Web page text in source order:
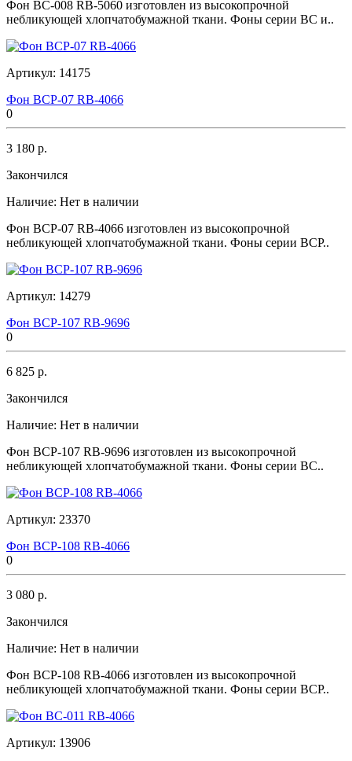
Фон BC-008 RB-5060 изготовлен из высокопрочной
небликующей хлопчатобумажной ткани. Фоны серии BC и..
Артикул: 14175
Фон BCP-07 RB-4066
0
3 180 р.
Закончился
Наличие: Нет в наличии
Фон BCP-07 RB-4066 изготовлен из высокопрочной
небликующей хлопчатобумажной ткани. Фоны серии BCP..
Артикул: 14279
Фон BCP-107 RB-9696
0
6 825 р.
Закончился
Наличие: Нет в наличии
Фон BCP-107 RB-9696 изготовлен из высокопрочной
небликующей хлопчатобумажной ткани. Фоны серии BC..
Артикул: 23370
Фон BCP-108 RB-4066
0
3 080 р.
Закончился
Наличие: Нет в наличии
Фон BCP-108 RB-4066 изготовлен из высокопрочной
небликующей хлопчатобумажной ткани. Фоны серии BCP..
Артикул: 13906